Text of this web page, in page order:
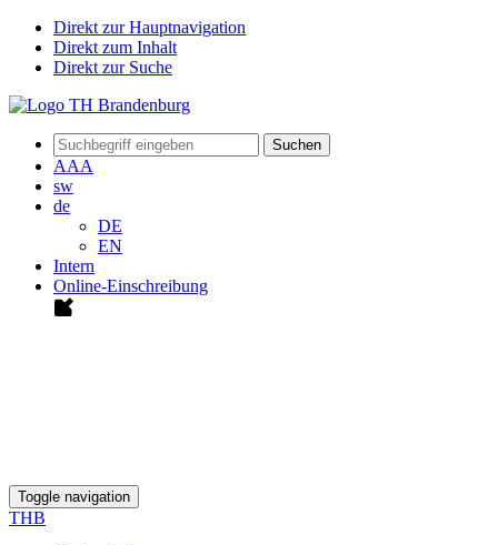
Direkt zur Hauptnavigation
Direkt zum Inhalt
Direkt zur Suche
Suchen
AAA
sw
de
DE
EN
Intern
Online-Einschreibung
Toggle navigation
THB